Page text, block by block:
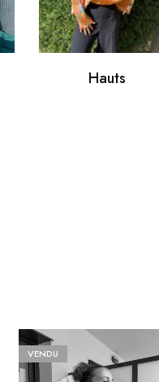
Hauts
VENDU